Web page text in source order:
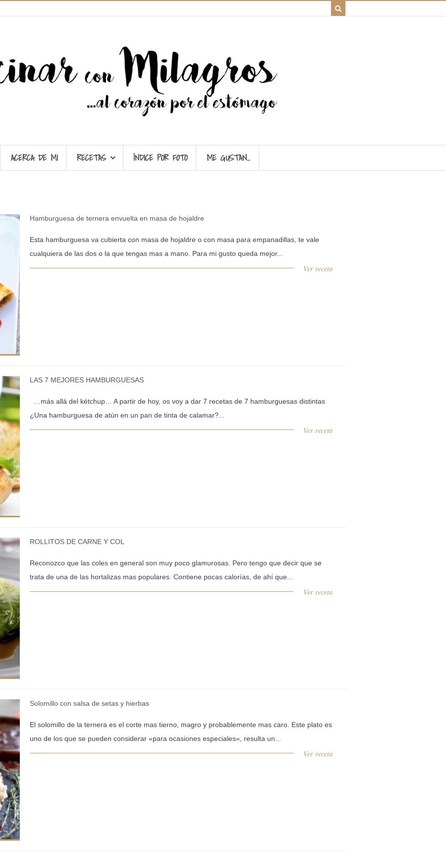
ACERCA DE MI RECETAS ÍNDICE POR FOTO ME GUSTAN…
Hamburguesa de ternera envuelta en masa de hojaldre
Esta hamburguesa va cubierta con masa de hojaldre o con masa para empanadillas, te vale
cualquiera de las dos o la que tengas mas a mano. Para mi gusto queda mejor...
Ver receta
LAS 7 MEJORES HAMBURGUESAS
…más allá del kétchup… A partir de hoy, os voy a dar 7 recetas de 7 hamburguesas distintas
¿Una hamburguesa de atún en un pan de tinta de calamar?...
Ver receta
ROLLITOS DE CARNE Y COL
Reconozco que las coles en general son muy poco glamurosas. Pero tengo que decir que se
trata de una de las hortalizas mas populares. Contiene pocas calorías, de ahí que...
Ver receta
Solomillo con salsa de setas y hierbas
El solomillo de la ternera es el corte mas tierno, magro y probablemente mas caro. Este plato es
uno de los que se pueden considerar «para ocasiones especiales», resulta un...
Ver receta